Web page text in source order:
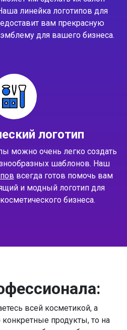
линейка логотипов для
вам прекрасную
для вашего бизнеса.
логотип
можно очень легко создать
шаблонов. Наш
всегда готов помочь вам
и модный логотип для
бизнеса.
всей косметикой, а
конкретные продукты, то на